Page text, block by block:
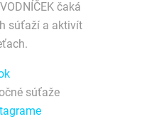
čaká
súťaží a aktivít
súťaže